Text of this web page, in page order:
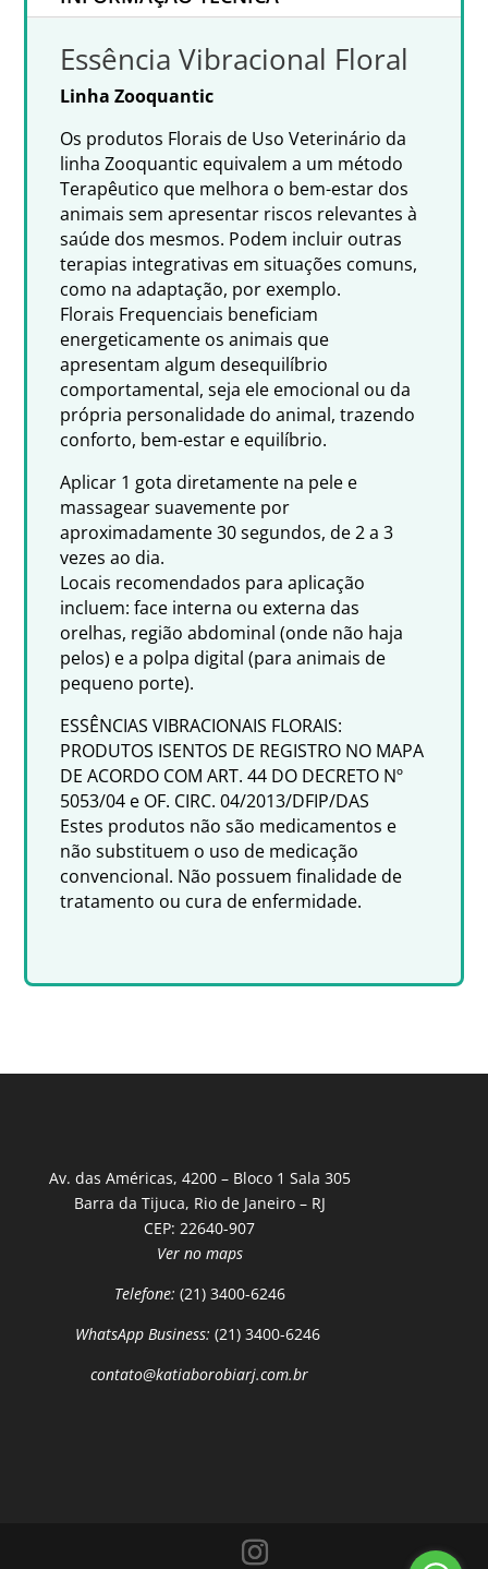
Essência Vibracional Floral
Linha Zooquantic
Os produtos Florais de Uso Veterinário da
linha Zooquantic equivalem a um método
Terapêutico que melhora o bem-estar dos
animais sem apresentar riscos relevantes à
saúde dos mesmos. Podem incluir outras
terapias integrativas em situações comuns,
como na adaptação, por exemplo.
Florais Frequenciais beneficiam
energeticamente os animais que
apresentam algum desequilíbrio
comportamental, seja ele emocional ou da
própria personalidade do animal, trazendo
conforto, bem-estar e equilíbrio.
Aplicar 1 gota diretamente na pele e
massagear suavemente por
aproximadamente 30 segundos, de 2 a 3
vezes ao dia.
Locais recomendados para aplicação
incluem: face interna ou externa das
orelhas, região abdominal (onde não haja
pelos) e a polpa digital (para animais de
pequeno porte).
ESSÊNCIAS VIBRACIONAIS FLORAIS:
PRODUTOS ISENTOS DE REGISTRO NO MAPA
DE ACORDO COM ART. 44 DO DECRETO Nº
5053/04 e OF. CIRC. 04/2013/DFIP/DAS
Estes produtos não são medicamentos e
não substituem o uso de medicação
convencional. Não possuem finalidade de
tratamento ou cura de enfermidade.
Av. das Américas, 4200 – Bloco 1 Sala 305
Barra da Tijuca, Rio de Janeiro – RJ
CEP: 22640-907
Ver no maps
Telefone: (21) 3400-6246
WhatsApp Business: (21) 3400-6246
contato@katiaborobiarj.com.br